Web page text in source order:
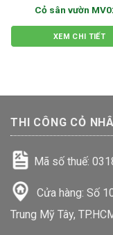
Cỏ sân vườn
XEM CHI TIẾT
THI CÔNG CỎ
Mã số thuế:
Cửa hàng: Số
Trung Mỹ Tây,